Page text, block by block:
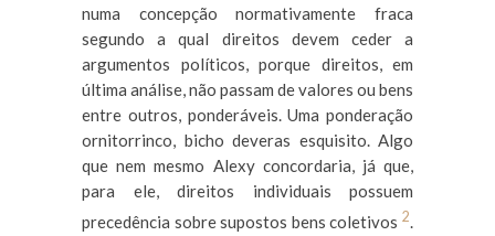
numa concepção normativamente fraca
segundo a qual direitos devem ceder a
argumentos políticos, porque direitos, em
última análise, não passam de valores ou bens
entre outros, ponderáveis. Uma ponderação
ornitorrinco, bicho deveras esquisito. Algo
que nem mesmo Alexy concordaria, já que,
para ele, direitos individuais possuem
precedência sobre supostos bens coletivos 2.